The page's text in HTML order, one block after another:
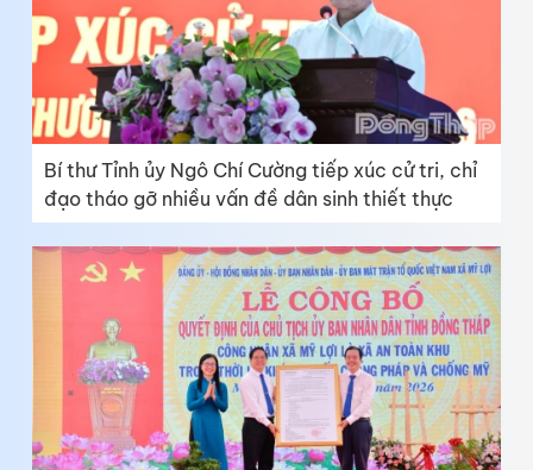
Bí thư Tỉnh ủy Ngô Chí Cường tiếp xúc cử tri, chỉ
đạo tháo gỡ nhiều vấn đề dân sinh thiết thực